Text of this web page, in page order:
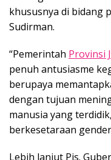
khususnya di bidang
Sudirman.
“Pemerintah Provinsi
penuh antusiasme
berupaya
dengan tujuan
manusia yang
berkesetaraan
Lebih lanjut Pjs.